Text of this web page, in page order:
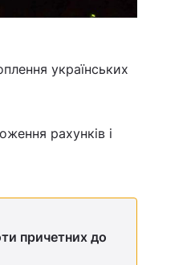
українських
рахунків і
причетних до